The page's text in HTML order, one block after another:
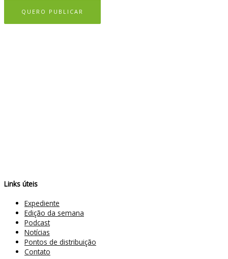
QUERO PUBLICAR
Links úteis
Expediente
Edição da semana
Podcast
Notícias
Pontos de distribuição
Contato